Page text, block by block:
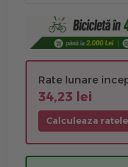
Rate lunare
34,23 lei
Calculeaza ratele